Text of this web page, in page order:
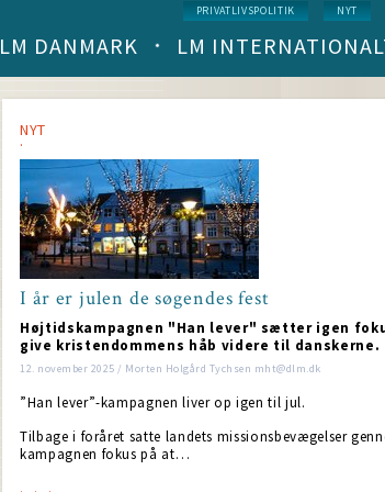
Service
menu
PRIVATLIVSPOLITIK NYT
Main
(level
1)
LM DANMARK LM
NYT
I år er julen de søgendes fest
Højtidskampagnen "Han lever" sætter igen
give kristendommens håb videre til danskerne.
12. november 2025 / Morten Holgård Tychsen mht@dlm.dk
”Han lever”-kampagnen liver op igen til jul.
Tilbage i foråret satte landets missionsbevægelser
kampagnen fokus på at…